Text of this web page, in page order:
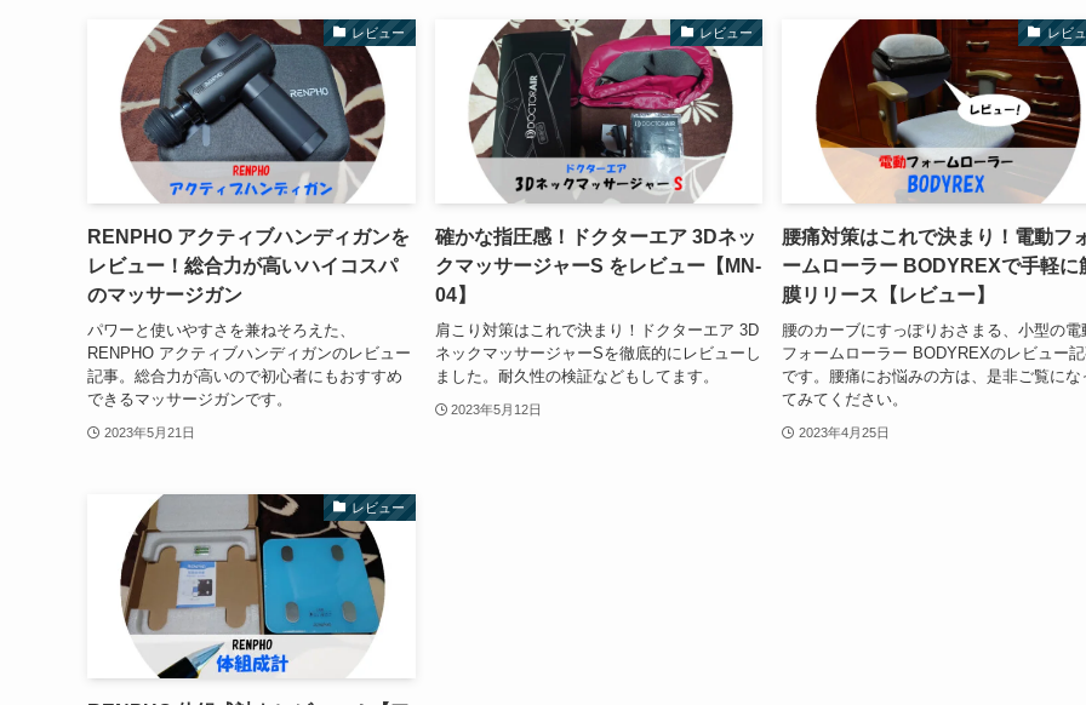
レビュー
RENPHO アクティブハンディガンを
レビュー！総合力が高いハイコスパ
のマッサージガン
パワーと使いやすさを兼ねそろえた、
RENPHO アクティブハンディガンのレビュー
記事。総合力が高いので初心者にもおすすめ
できるマッサージガンです。
2023年5月21日
レビュー
確かな指圧感！ドクターエア 3Dネッ
クマッサージャーS をレビュー【MN-
04】
肩こり対策はこれで決まり！ドクターエア 3D
ネックマッサージャーSを徹底的にレビューし
ました。耐久性の検証などもしてます。
2023年5月12日
レビ
腰痛対策はこれで決まり！電動フ
ームローラー BODYREXで手軽に
膜リリース【レビュー】
腰のカーブにすっぽりおさまる、小型の電
フォームローラー BODYREXのレビュー
です。腰痛にお悩みの方は、是非ご覧にな
てみてください。
2023年4月25日
レビュー